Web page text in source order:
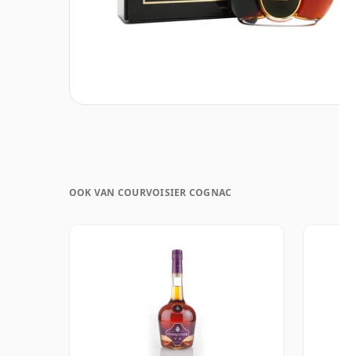
OOK VAN COURVOISIER COGNAC